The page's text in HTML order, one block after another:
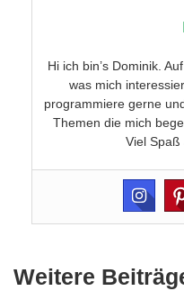
Hi ich bin’s Dominik.
was mich
programmiere gerne
Themen die mich
Viel Spaß
Weitere